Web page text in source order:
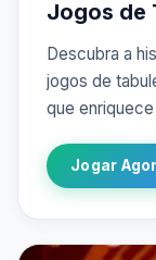
Jogos de
Descubra a
jogos de
que
Jogar